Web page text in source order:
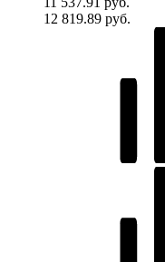
12 819.89 руб.